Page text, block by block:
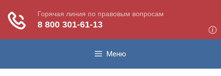
содержимому
Меню